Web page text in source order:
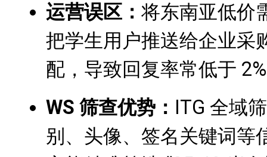
运营误区： 将东南亚低价
把学生用户推送给企业采
配，导致回复率常低于
WS 筛查优势： ITG 全域
别、头像、签名关键词等